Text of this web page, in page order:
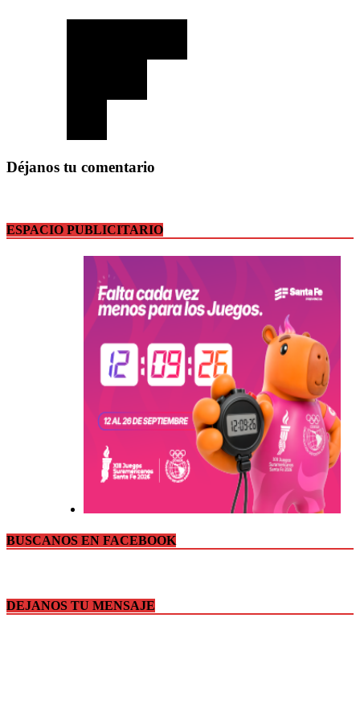
Déjanos tu comentario
ESPACIO PUBLICITARIO
BUSCANOS EN FACEBOOK
DEJANOS TU MENSAJE